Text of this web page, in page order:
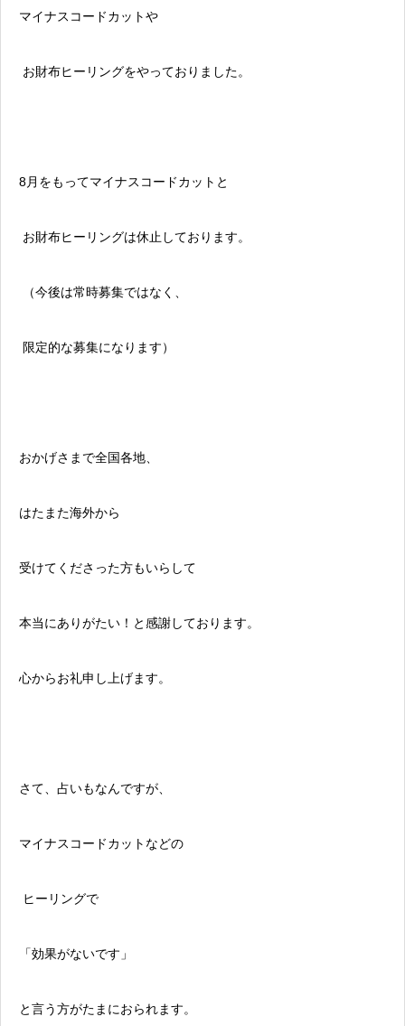
マイナスコードカットや
お財布ヒーリングをやっておりました。
8月をもってマイナスコードカットと
お財布ヒーリングは休止しております。
（今後は常時募集ではなく、
限定的な募集になります）
おかげさまで全国各地、
はたまた海外から
受けてくださった方もいらして
本当にありがたい！と感謝しております。
心からお礼申し上げます。
さて、占いもなんですが、
マイナスコードカットなどの
ヒーリングで
「効果がないです」
と言う方がたまにおられます。